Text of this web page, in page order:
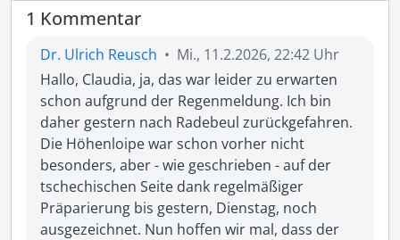
1 Kommentar
Dr. Ulrich Reusch • Mi., 11.2.2026, 22:42 Uhr
Hallo, Claudia, ja, das war leider zu erwarten
schon aufgrund der Regenmeldung. Ich bin
daher gestern nach Radebeul zurückgefahren.
Die Höhenloipe war schon vorher nicht
besonders, aber - wie geschrieben - auf der
tschechischen Seite dank regelmäßiger
Präparierung bis gestern, Dienstag, noch
ausgezeichnet. Nun hoffen wir mal, dass der